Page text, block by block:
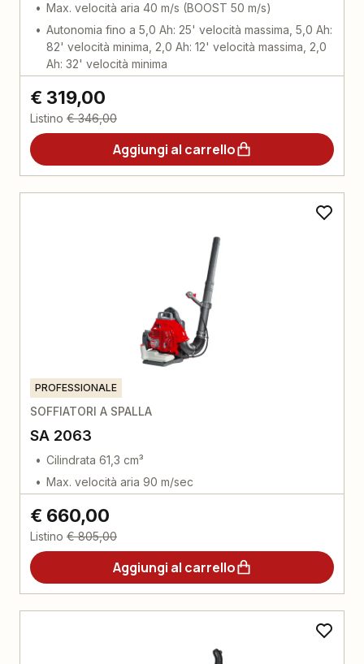
Max. velocità aria 40 m/s (BOOST 50 m/s)
Autonomia fino a 5,0 Ah: 25' velocità massima, 5,0 Ah:
82' velocità minima, 2,0 Ah: 12' velocità massima, 2,0
Ah: 32' velocità minima
€ 319,00
Listino € 346,00
Aggiungi al carrello
PROFESSIONALE
SOFFIATORI A SPALLA
SA 2063
Cilindrata 61,3 cm³
Max. velocità aria 90 m/sec
€ 660,00
Listino € 805,00
Aggiungi al carrello